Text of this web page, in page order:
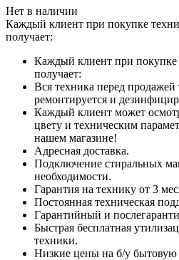
Нет в наличии
Каждый клиент при покупке
получает:
Каждый клиент при покупке
получает:
Вся техника перед продажей
ремонтируется и
Каждый клиент может
цвету и техническим
нашем магазине!
Адресная доставка.
Подключение стиральных
необходимости.
Гарантия на технику от 3
Постоянная техническая
Гарантийный и
Быстрая бесплатная
техники.
Низкие цены на б/у